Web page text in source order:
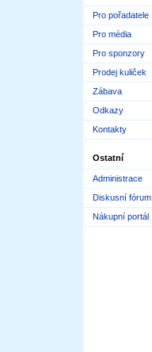
Pro pořadatele
Pro média
Pro sponzory
Prodej kuliček
Zábava
Odkazy
Kontakty
Ostatní
Administrace
Diskusní fórum
Nákupní portál